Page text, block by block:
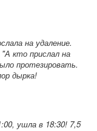
на удаление.
"А кто прислал на
протезировать.
дырка!
ушла в 18:30! 7,5